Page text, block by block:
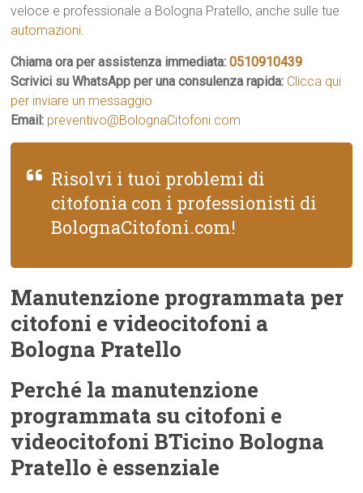
veloce e professionale a Bologna Pratello, anche sulle tue
automazioni.
Chiama ora per assistenza immediata:0510910439
Scrivici su WhatsApp per una consulenza rapida: Clicca qui
per inviare un messaggio
Email: preventivo@BolognaCitofoni.com
Risolvi i tuoi problemi di
citofonia con i professionisti di
BolognaCitofoni.com!
Manutenzione programmata per
citofoni e videocitofoni a
Bologna Pratello
Perché la manutenzione
programmata su citofoni e
videocitofoni BTicino Bologna
Pratello è essenziale